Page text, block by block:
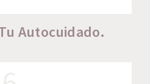
Autocuidado.